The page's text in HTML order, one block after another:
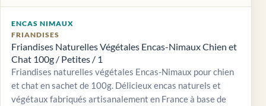
ENCAS NIMAUX
FRIANDISES
Friandises Naturelles Végétales Encas-Nimaux Chien et
Chat 100g / Petites / 1
Friandises naturelles végétales Encas-Nimaux pour chien
et chat en sachet de 100g. Délicieux encas naturels et
végétaux fabriqués artisanalement en France à base de